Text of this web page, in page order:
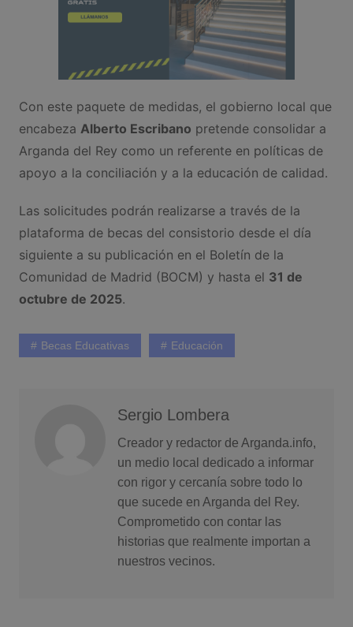
Con este paquete de medidas, el gobierno local que
encabeza Alberto Escribano pretende consolidar a
Arganda del Rey como un referente en políticas de
apoyo a la conciliación y a la educación de calidad.
Las solicitudes podrán realizarse a través de la
plataforma de becas del consistorio desde el día
siguiente a su publicación en el Boletín de la
Comunidad de Madrid (BOCM) y hasta el 31 de
octubre de 2025.
Becas Educativas Educación
Sergio Lombera
Creador y redactor de Arganda.info,
un medio local dedicado a informar
con rigor y cercanía sobre todo lo
que sucede en Arganda del Rey.
Comprometido con contar las
historias que realmente importan a
nuestros vecinos.